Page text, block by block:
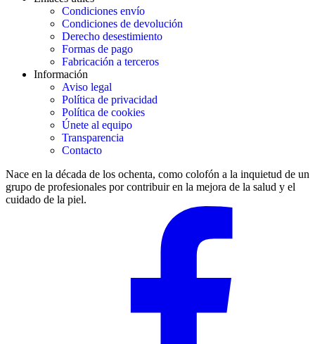
Condiciones envío
Condiciones de devolución
Derecho desestimiento
Formas de pago
Fabricación a terceros
Información
Aviso legal
Política de privacidad
Política de cookies
Únete al equipo
Transparencia
Contacto
Nace en la década de los ochenta, como colofón a la inquietud de un
grupo de profesionales por contribuir en la mejora de la salud y el
cuidado de la piel.